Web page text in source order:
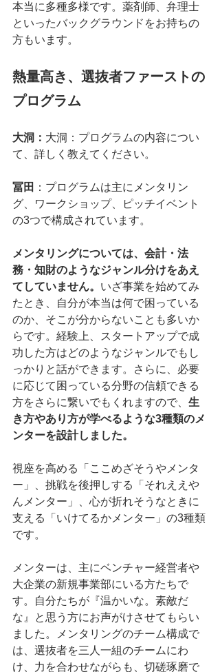
本当に多種多様です。薬剤師、弁理士
といったバックグラウンドをお持ちの
方もいます。
熱量高き、選抜者ファーストの
プログラム
大洞： 大洞：プログラムの内容につい
て、詳しく教えてください。
冨田 ：プログラムは主にメンタリン
グ、ワークショップ、ピッチイベント
の3つで構成されています。
メンタリングについては、会計・法
務・知財のようなジャンル分けをあえ
てしていません。 いざ事業を始めてみ
たとき、自分が本当は何で困っている
のか、そこが分からないことも多いか
らです。経験上、スタートアップで成
功した方はどのようなジャンルでもし
っかりと話ができます。さらに、必要
に応じて困っている分野の信頼できる
方をさらに繋いでもくれますので、 生
き方やあり方が学べるような3種類のメ
ンターを設計しました。
視座を高める「ここめざそうやメンタ
ー」、挑戦を後押しする「それええや
んメンター」、心が折れそうなときに
支える「いけてるかメンター」の3種類
です。
メンターは、主にベンチャー経営者や
大企業の新規事業部にいる方たちで
す。自分たちが『温かいな。素敵だ
な』と思う方にお声がけさせてもらい
ました。メンタリングのチーム構成で
は、選抜者を三人一組のチームにわ
け、力を合わせながらも、切磋琢磨で